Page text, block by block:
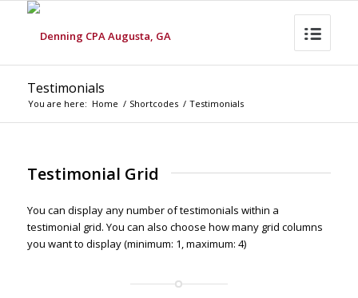
Testimonials
You are here: Home / Shortcodes / Testimonials
Testimonial Grid
You can display any number of testimonials within a
testimonial grid. You can also choose how many grid columns
you want to display (minimum: 1, maximum: 4)